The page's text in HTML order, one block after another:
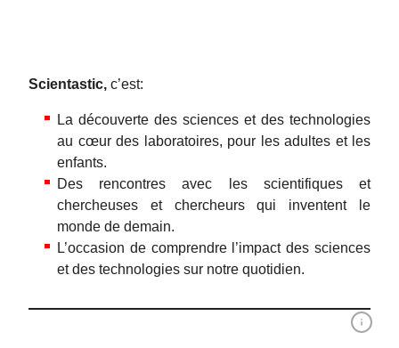
Scientastic, c’est:
La découverte des sciences et des technologies
au cœur des laboratoires, pour les adultes et les
enfants.
Des rencontres avec les scientifiques et
chercheuses et chercheurs qui inventent le
monde de demain.
L’occasion de comprendre l’impact des sciences
et des technologies sur notre quotidien.